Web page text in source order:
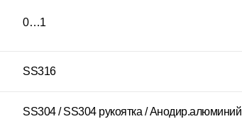
0…1
SS316
SS304 / SS304 рукоятка / Анодир.алюминий